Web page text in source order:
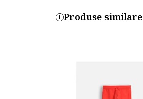
Produse similare